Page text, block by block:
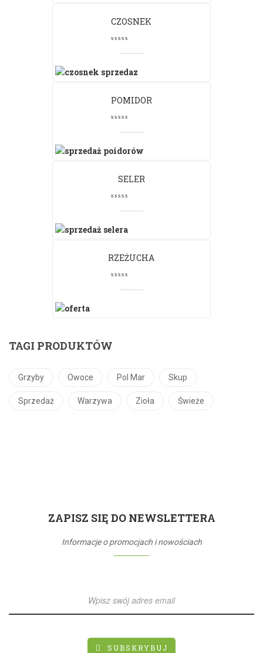
CZOSNEK
POMIDOR
SELER
RZEŻUCHA
TAGI PRODUKTÓW
Grzyby Owoce Pol Mar Skup
Sprzedaż Warzywa Zioła Świeże
ZAPISZ SIĘ DO NEWSLETTERA
Informacje o promocjach i nowościach
SUBSKRYBUJ